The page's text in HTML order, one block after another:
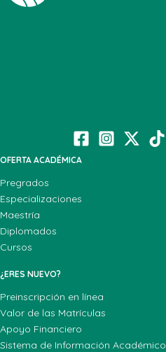
OFERTA ACADÉMICA
Pregrados
Especializaciones
Maestría
Diplomados
Cursos
¿ERES NUEVO?
Preinscripción en línea
Valor de las Matrículas
Apoyo Financiero
Sistema de Información Académico